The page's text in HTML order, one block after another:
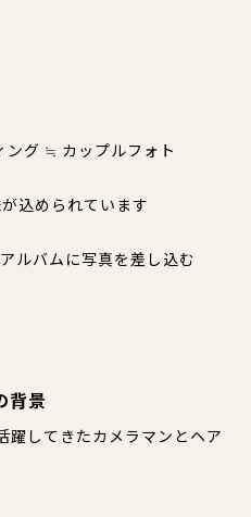
ング ≒ カップルフォト
込められています
ルバムに写真を差し込む
背景
躍してきたカメラマンとヘア